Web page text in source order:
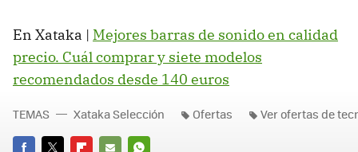
En Xataka | Mejores barras de sonido en calidad
precio. Cuál comprar y siete modelos
recomendados desde 140 euros
TEMAS Xataka Selección Ofertas Ver ofertas de